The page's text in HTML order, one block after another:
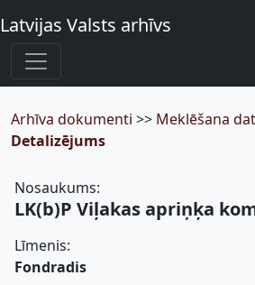
Latvijas Valsts arhīvs
Arhīva dokumenti >> Meklēšana
Detalizējums
Nosaukums:
LK(b)P Viļakas apriņķa
Līmenis:
Fondradis